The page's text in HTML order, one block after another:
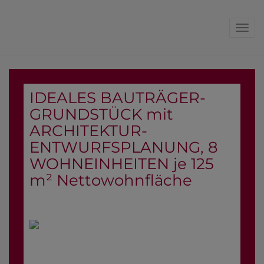
IDEALES BAUTRÄGER-
GRUNDSTÜCK mit
ARCHITEKTUR-
ENTWURFSPLANUNG, 8
WOHNEINHEITEN je 125
m² Nettowohnfläche